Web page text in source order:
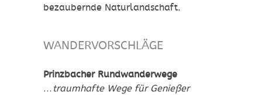
bezaubernde Naturlandschaft.
WANDERVORSCHLÄGE
Prinzbacher Rundwanderwege
…traumhafte Wege für Genießer